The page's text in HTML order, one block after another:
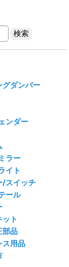
グダンパー
ンダー
ラー
イト
/スイッチ
ール
ット
部品
ス用品